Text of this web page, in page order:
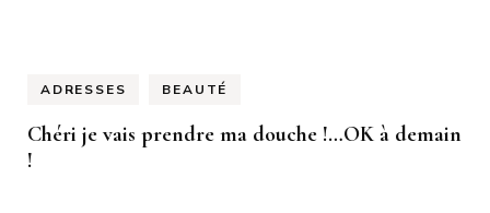
ADRESSES BEAUTÉ
Chéri je vais prendre ma douche !…OK à demain
!